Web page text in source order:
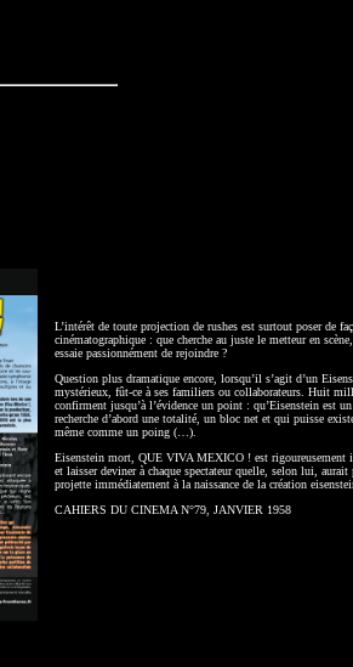
L’intérêt de toute projection de rushes est surtout poser de
cinématographique : que cherche au juste le metteur en
essaie passionnément de rejoindre ?
Question plus dramatique encore, lorsqu’il s’agit d’un
mystérieux, fût-ce à ses familiers ou collaborateurs. Huit
confirment jusqu’à l’évidence un point : qu’Eisenstein est
recherche d’abord une totalité, un bloc net et qui puisse
même comme un poing (…).
Eisenstein mort, QUE VIVA MEXICO ! est rigoureusement
et laisser deviner à chaque spectateur quelle, selon lui,
projette immédiatement à la naissance de la création
CAHIERS DU CINEMA N°79, JANVIER 1958